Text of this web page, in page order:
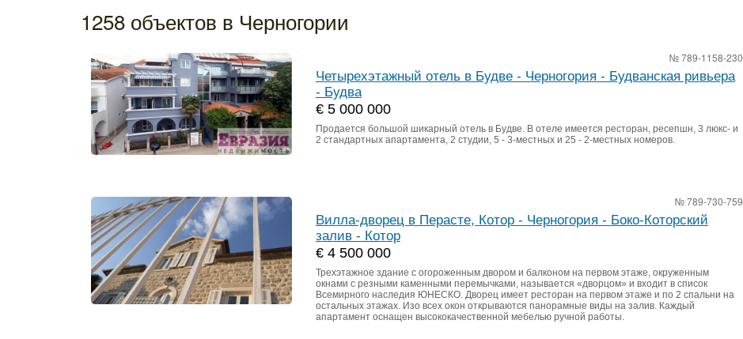
1258 объектов в Черногории
№ 789-1158-230
Четырехэтажный отель в Будве - Черногория - Будванская ривьера
- Будва
€ 5 000 000
Продается большой шикарный отель в Будве. В отеле имеется ресторан, ресепшн, 3 люкс- и
2 стандартных апартамента, 2 студии, 5 - 3-местных и 25 - 2-местных номеров.
№ 789-730-759
Вилла-дворец в Перасте, Котор - Черногория - Боко-Которский
залив - Котор
€ 4 500 000
Трехэтажное здание с огороженным двором и балконом на первом этаже, окруженным
окнами с резными каменными перемычками, называется «дворцом» и входит в список
Всемирного наследия ЮНЕСКО. Дворец имеет ресторан на первом этаже и по 2 спальни на
остальных этажах. Изо всех окон открываются панорамные виды на залив. Каждый
апартамент оснащен высококачественной мебелью ручной работы.